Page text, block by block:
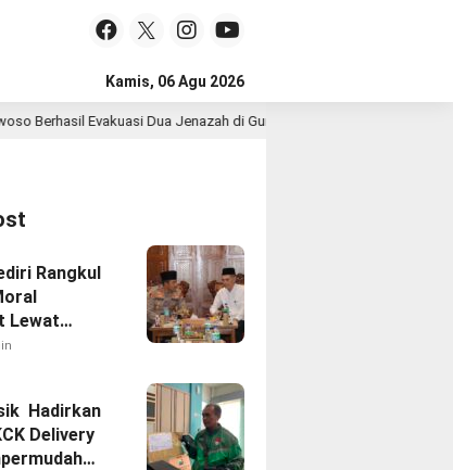
Kamis, 06 Agu 2026
Dua Jenazah di Gunung Piramid
Rangkul
Lewat
Hadirkan
Delivery